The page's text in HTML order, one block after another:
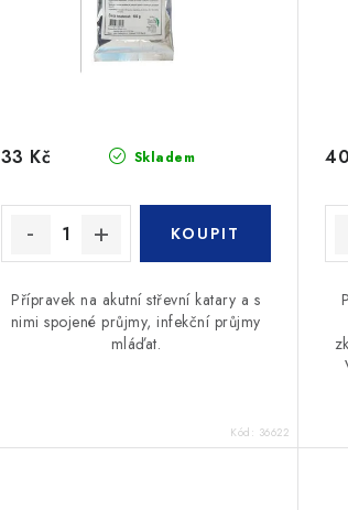
Skladem
33 Kč
Přípravek na akutní střevní katary a s
nimi spojené průjmy, infekční průjmy
mláďat.
Kód: 36622